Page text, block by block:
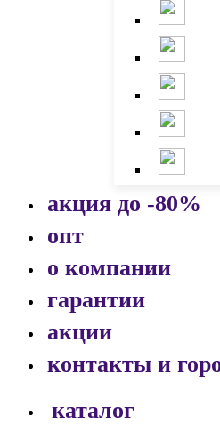
акция до -80%
опт
о компании
гарантии
акции
контакты и
каталог